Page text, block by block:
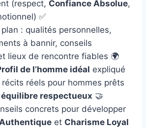
(respect, Confiance Absolue,
✅
: qualités personnelles,
à bannir, conseils
lieux de rencontre fiables 🌍
de l’homme idéal expliqué
réels pour hommes prêts
équilibre respectueux 🤝
concrets pour développer
et Charisme Loyal